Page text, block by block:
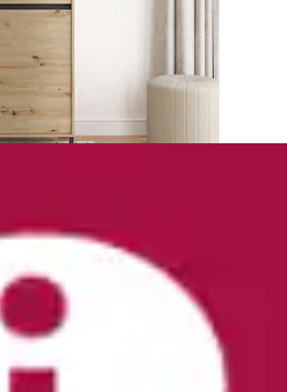
aus massivem
cm